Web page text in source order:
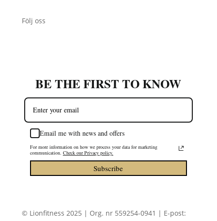
Följ oss
BE THE FIRST TO KNOW
Email me with news and offers
For more information on how we process your data for marketing
communication. Check our Privacy policy.
Subscribe
© Lionfitness 2025 | Org. nr 559254-0941 | E-post: